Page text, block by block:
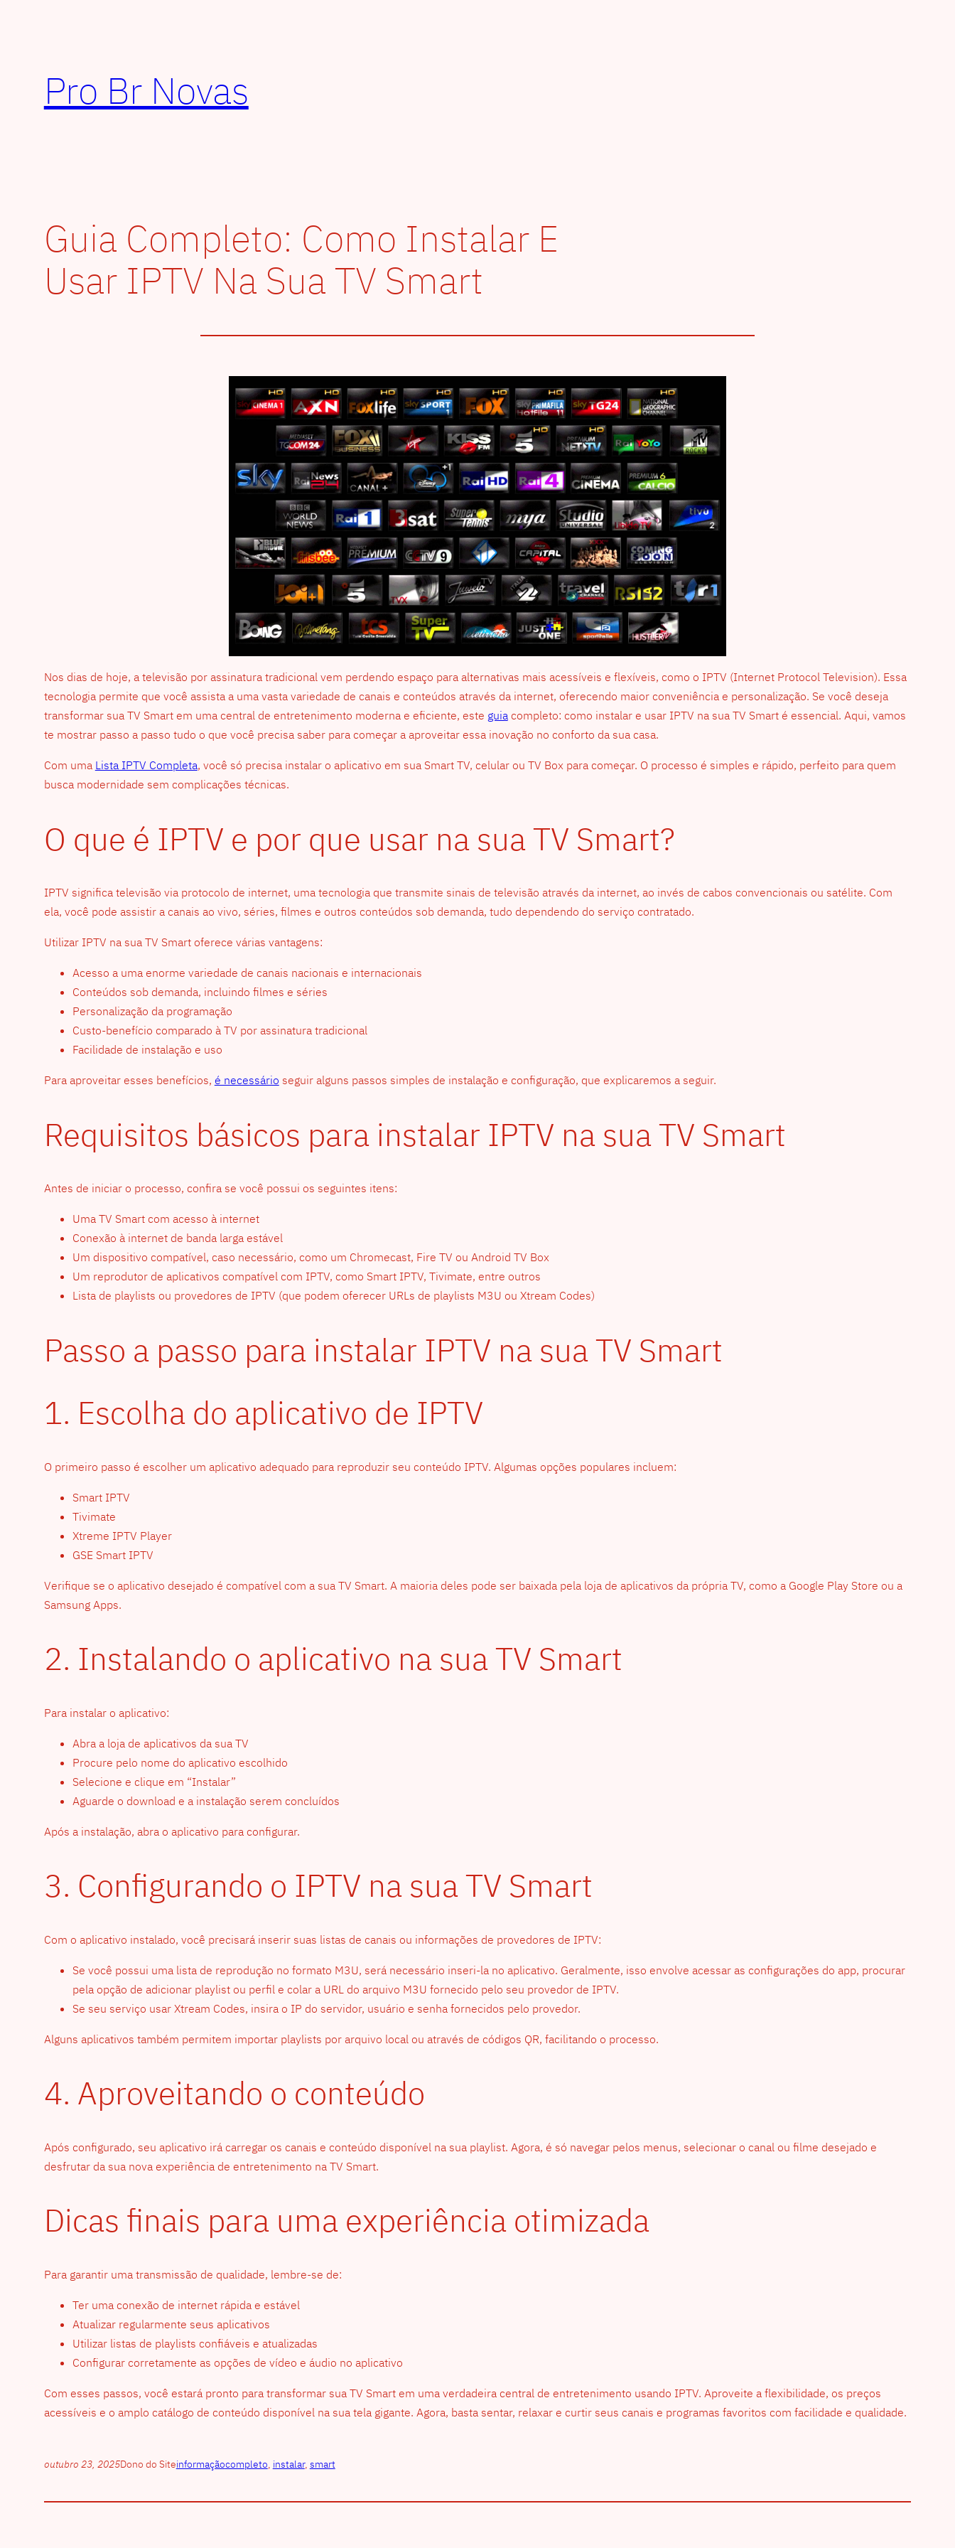
Pro Br Novas
Guia Completo: Como Instalar E
Usar IPTV Na Sua TV Smart
Nos dias de hoje, a televisão por assinatura tradicional vem perdendo espaço para alternativas mais acessíveis e flexíveis, como o IPTV (Internet Protocol Television). Essa
tecnologia permite que você assista a uma vasta variedade de canais e conteúdos através da internet, oferecendo maior conveniência e personalização. Se você deseja
transformar sua TV Smart em uma central de entretenimento moderna e eficiente, este guia completo: como instalar e usar IPTV na sua TV Smart é essencial. Aqui, vamos
te mostrar passo a passo tudo o que você precisa saber para começar a aproveitar essa inovação no conforto da sua casa.
Com uma Lista IPTV Completa, você só precisa instalar o aplicativo em sua Smart TV, celular ou TV Box para começar. O processo é simples e rápido, perfeito para quem
busca modernidade sem complicações técnicas.
O que é IPTV e por que usar na sua TV Smart?
IPTV significa televisão via protocolo de internet, uma tecnologia que transmite sinais de televisão através da internet, ao invés de cabos convencionais ou satélite. Com
ela, você pode assistir a canais ao vivo, séries, filmes e outros conteúdos sob demanda, tudo dependendo do serviço contratado.
Utilizar IPTV na sua TV Smart oferece várias vantagens:
Acesso a uma enorme variedade de canais nacionais e internacionais
Conteúdos sob demanda, incluindo filmes e séries
Personalização da programação
Custo-benefício comparado à TV por assinatura tradicional
Facilidade de instalação e uso
Para aproveitar esses benefícios, é necessário seguir alguns passos simples de instalação e configuração, que explicaremos a seguir.
Requisitos básicos para instalar IPTV na sua TV Smart
Antes de iniciar o processo, confira se você possui os seguintes itens:
Uma TV Smart com acesso à internet
Conexão à internet de banda larga estável
Um dispositivo compatível, caso necessário, como um Chromecast, Fire TV ou Android TV Box
Um reprodutor de aplicativos compatível com IPTV, como Smart IPTV, Tivimate, entre outros
Lista de playlists ou provedores de IPTV (que podem oferecer URLs de playlists M3U ou Xtream Codes)
Passo a passo para instalar IPTV na sua TV Smart
1. Escolha do aplicativo de IPTV
O primeiro passo é escolher um aplicativo adequado para reproduzir seu conteúdo IPTV. Algumas opções populares incluem:
Smart IPTV
Tivimate
Xtreme IPTV Player
GSE Smart IPTV
Verifique se o aplicativo desejado é compatível com a sua TV Smart. A maioria deles pode ser baixada pela loja de aplicativos da própria TV, como a Google Play Store ou a
Samsung Apps.
2. Instalando o aplicativo na sua TV Smart
Para instalar o aplicativo:
Abra a loja de aplicativos da sua TV
Procure pelo nome do aplicativo escolhido
Selecione e clique em “Instalar”
Aguarde o download e a instalação serem concluídos
Após a instalação, abra o aplicativo para configurar.
3. Configurando o IPTV na sua TV Smart
Com o aplicativo instalado, você precisará inserir suas listas de canais ou informações de provedores de IPTV:
Se você possui uma lista de reprodução no formato M3U, será necessário inseri-la no aplicativo. Geralmente, isso envolve acessar as configurações do app, procurar
pela opção de adicionar playlist ou perfil e colar a URL do arquivo M3U fornecido pelo seu provedor de IPTV.
Se seu serviço usar Xtream Codes, insira o IP do servidor, usuário e senha fornecidos pelo provedor.
Alguns aplicativos também permitem importar playlists por arquivo local ou através de códigos QR, facilitando o processo.
4. Aproveitando o conteúdo
Após configurado, seu aplicativo irá carregar os canais e conteúdo disponível na sua playlist. Agora, é só navegar pelos menus, selecionar o canal ou filme desejado e
desfrutar da sua nova experiência de entretenimento na TV Smart.
Dicas finais para uma experiência otimizada
Para garantir uma transmissão de qualidade, lembre-se de:
Ter uma conexão de internet rápida e estável
Atualizar regularmente seus aplicativos
Utilizar listas de playlists confiáveis e atualizadas
Configurar corretamente as opções de vídeo e áudio no aplicativo
Com esses passos, você estará pronto para transformar sua TV Smart em uma verdadeira central de entretenimento usando IPTV. Aproveite a flexibilidade, os preços
acessíveis e o amplo catálogo de conteúdo disponível na sua tela gigante. Agora, basta sentar, relaxar e curtir seus canais e programas favoritos com facilidade e qualidade.
outubro 23, 2025Dono do Siteinformaçãocompleto, instalar, smart